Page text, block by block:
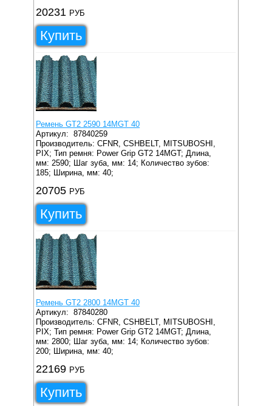
20231 РУБ
Купить
Ремень GT2 2590 14MGT 40
Артикул:87840259
Производитель: CFNR, CSHBELT, MITSUBOSHI,
PIX; Тип ремня: Power Grip GT2 14MGT; Длина,
мм: 2590; Шаг зуба, мм: 14; Количество зубов:
185; Ширина, мм: 40;
20705 РУБ
Купить
Ремень GT2 2800 14MGT 40
Артикул:87840280
Производитель: CFNR, CSHBELT, MITSUBOSHI,
PIX; Тип ремня: Power Grip GT2 14MGT; Длина,
мм: 2800; Шаг зуба, мм: 14; Количество зубов:
200; Ширина, мм: 40;
22169 РУБ
Купить